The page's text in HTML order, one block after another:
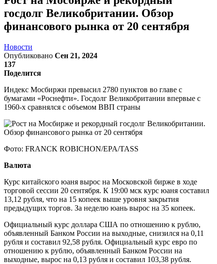
госдолг Великобритании. Обзор
финансового рынка от 20 сентября
Новости
Опубликовано Сен 21, 2024
137
Поделится
Индекс Мосбиржи превысил 2780 пунктов во главе с
бумагами «Роснефти». Госдолг Великобритании впервые с
1960-х сравнялся с объемом ВВП страны
Фото: FRANCK ROBICHON/EPA/TASS
Валюта
Курс китайского юаня вырос на Московской бирже в ходе
торговой сессии 20 сентября. К 19:00 мск курс юаня составил
13,12 рубля, что на 15 копеек выше уровня закрытия
предыдущих торгов. За неделю юань вырос на 35 копеек.
Официальный курс доллара США по отношению к рублю,
объявленный Банком России на выходные, снизился на 0,11
рубля и составил 92,58 рубля. Официальный курс евро по
отношению к рублю, объявленный Банком России на
выходные, вырос на 0,13 рубля и составил 103,38 рубля.